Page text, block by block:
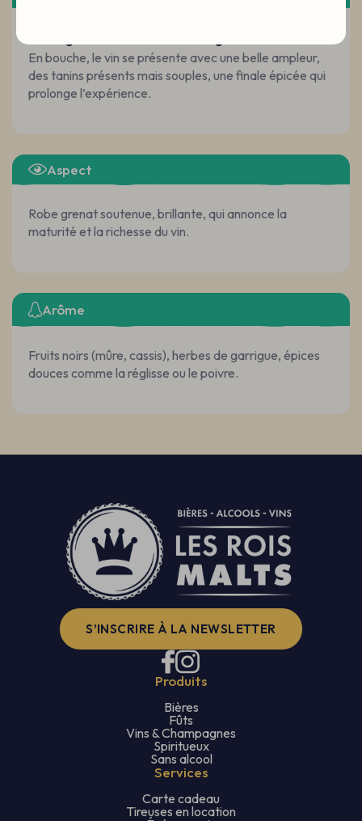
En bouche, le vin se présente avec une belle ampleur,
des tanins présents mais souples, une finale épicée qui
prolonge l’expérience.
Aspect
Robe grenat soutenue, brillante, qui annonce la
maturité et la richesse du vin.
Arôme
Fruits noirs (mûre, cassis), herbes de garrigue, épices
douces comme la réglisse ou le poivre.
S’INSCRIRE À LA NEWSLETTER
Produits
Bières
Fûts
Vins & Champagnes
Spiritueux
Sans alcool
Services
Carte cadeau
Tireuses en location